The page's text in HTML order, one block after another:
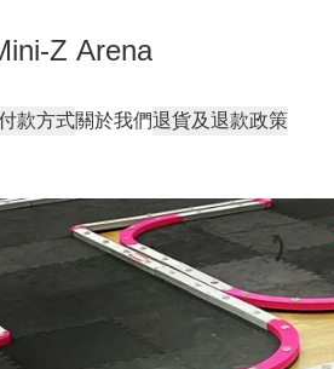
Z Arena
款方式關於我們退貨及退款政策